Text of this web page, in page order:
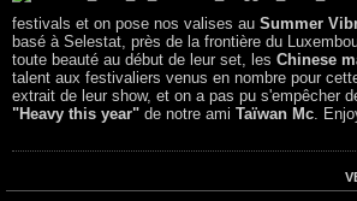
festivals et on pose nos valises au Summer
basé à Selestat, près de la frontière du
toute beauté au début de leur set, les Chinese
talent aux festivaliers venus en nombre pour
extrait de leur show, et on a pas pu s'empêcher
"Heavy this year" de notre ami Taïwan Mc.